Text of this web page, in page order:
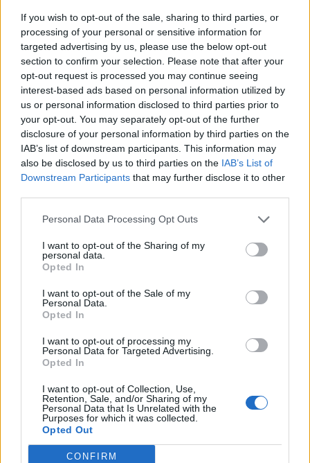
If you wish to opt-out of the sale, sharing to third parties, or
processing of your personal or sensitive information for
targeted advertising by us, please use the below opt-out
section to confirm your selection. Please note that after your
opt-out request is processed you may continue seeing
interest-based ads based on personal information utilized by
us or personal information disclosed to third parties prior to
your opt-out. You may separately opt-out of the further
disclosure of your personal information by third parties on the
IAB’s list of downstream participants. This information may
also be disclosed by us to third parties on the IAB’s List of
Downstream Participants that may further disclose it to other
Personal Data Processing Opt Outs
I want to opt-out of the Sharing of my
personal data.
Opted In
I want to opt-out of the Sale of my
Personal Data.
Opted In
I want to opt-out of processing my
Personal Data for Targeted Advertising.
Opted In
I want to opt-out of Collection, Use,
Retention, Sale, and/or Sharing of my
Personal Data that Is Unrelated with the
Purposes for which it was collected.
Opted Out
CONFIRM
29/01/2012
Chiesto al gip il dissequestro di
due immobili
29/01/2012
L'Ici alla Chiesa accende lo
scontro
11/12/2011
immobili pubblici
21/08/2011
«espropriati» senza titolo
10/07/2011